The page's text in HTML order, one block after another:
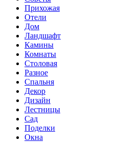
Прихожая
Отели
Дом
Ландшафт
Камины
Комнаты
Столовая
Разное
Спальня
Декор
Дизайн
Лестницы
Сад
Поделки
Окна